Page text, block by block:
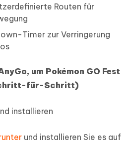
Routen für
Timer zur Verringerung
um Pokémon GO Fest
für-Schritt)
installieren
und installieren Sie es auf